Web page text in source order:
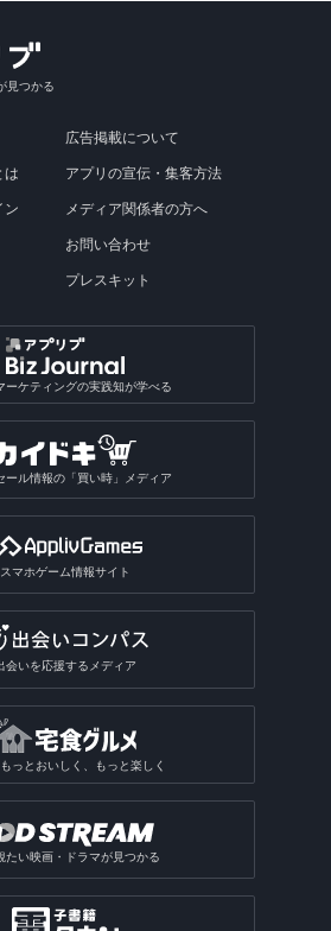
見つかる
は
ン
広告掲載について
アプリの宣伝・集客方法
メディア関係者の方へ
お問い合わせ
プレスキット
ーケティングの実践知が学べる
ール情報の「買い時」メディア
スマホゲーム情報サイト
会いを応援するメディア
っとおいしく、もっと楽しく
たい映画・ドラマが見つかる